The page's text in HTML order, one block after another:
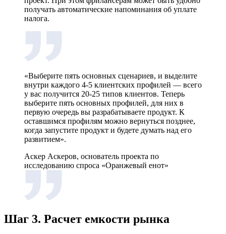
получать автоматические напоминания об уплате
налога.
«Выберите пять основных сценариев, и выделите
внутри каждого 4-5 клиентских профилей — всего
у вас получится 20-25 типов клиентов. Теперь
выберите пять основных профилей, для них в
первую очередь вы разрабатываете продукт. К
оставшимся профилям можно вернуться позднее,
когда запустите продукт и будете думать над его
развитием».
Аскер Аскеров, основатель проекта по
исследованию спроса «Оранжевый енот»
Шаг 3. Расчет емкости рынка